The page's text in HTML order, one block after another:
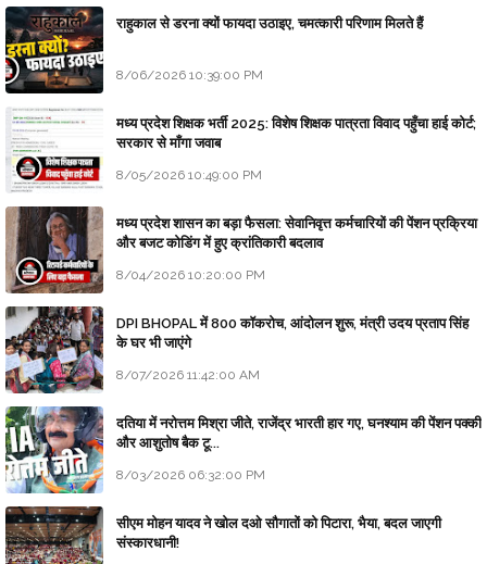
राहुकाल से डरना क्यों फायदा उठाइए, चमत्कारी परिणाम मिलते हैं
8/06/2026 10:39:00 PM
मध्य प्रदेश शिक्षक भर्ती 2025: विशेष शिक्षक पात्रता विवाद पहुँचा हाई कोर्ट;
सरकार से माँगा जवाब
8/05/2026 10:49:00 PM
मध्य प्रदेश शासन का बड़ा फैसला: सेवानिवृत्त कर्मचारियों की पेंशन प्रक्रिया
और बजट कोडिंग में हुए क्रांतिकारी बदलाव
8/04/2026 10:20:00 PM
DPI BHOPAL में 800 कॉकरोच, आंदोलन शुरू, मंत्री उदय प्रताप सिंह
के घर भी जाएंगे
8/07/2026 11:42:00 AM
दतिया में नरोत्तम मिश्रा जीते, राजेंद्र भारती हार गए, घनश्याम की पेंशन पक्की
और आशुतोष बैक टू...
8/03/2026 06:32:00 PM
सीएम मोहन यादव ने खोल दओ सौगातों को पिटारा, भैया, बदल जाएगी
संस्कारधानी!